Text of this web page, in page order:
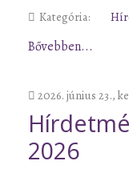
Kategória:
Bővebben...
2026. június 23.,
2026